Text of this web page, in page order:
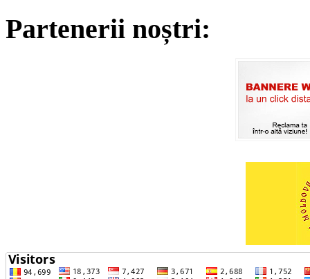
Partenerii noștri: